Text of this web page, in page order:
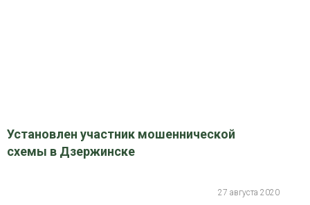
Установлен участник мошеннической
схемы в Дзержинске
27 августа 2020